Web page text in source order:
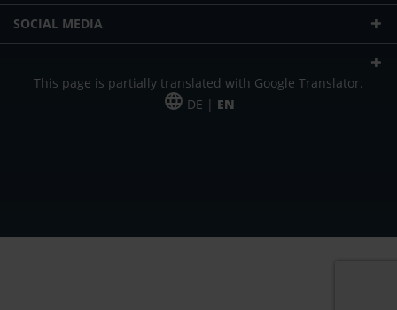
SOCIAL MEDIA
This page is partially translated with Google Translator.
DE | EN